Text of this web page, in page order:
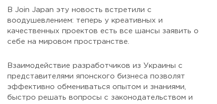
В Join Japan эту новость встретили с
воодушевлением: теперь у креативных и
качественных проектов есть все шансы заявить о
себе на мировом пространстве.
Взаимодействие разработчиков из Украины с
представителями японского бизнеса позволят
эффективно обмениваться опытом и знаниями,
быстро решать вопросы с законодательством и